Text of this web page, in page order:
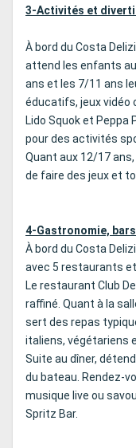
3-Activités et
À bord du Costa
attend les enfants au
ans et les 7/11 ans
éducatifs, jeux vidéo
Lido Squok et Peppa
pour des activités
Quant aux 12/17
de faire des jeux et
4-Gastronomie,
À bord du Costa
avec 5 restaurants et
Le restaurant Club
raffiné. Quant à la
sert des repas
italiens, végétariens
Suite au dîner,
du bateau. Rendez-
musique live ou
Spritz Bar.